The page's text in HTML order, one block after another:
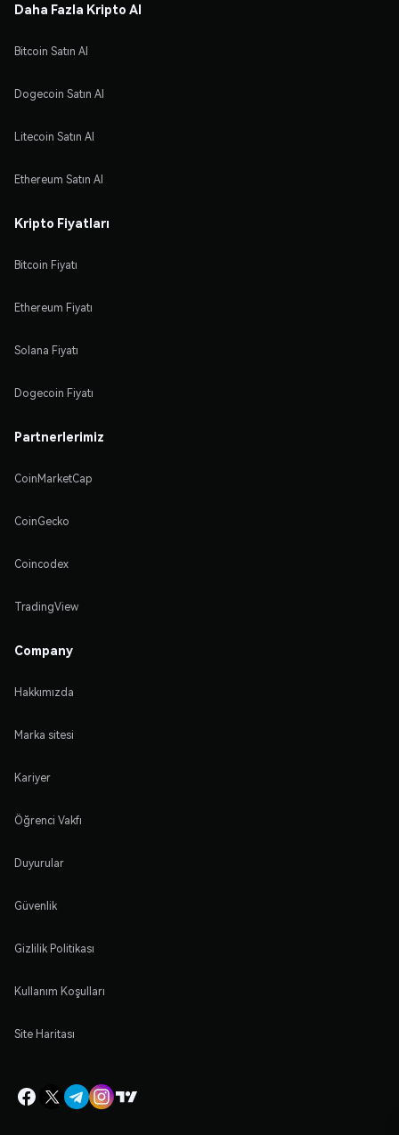
Daha Fazla Kripto Al
Bitcoin Satın Al
Dogecoin Satın Al
Litecoin Satın Al
Ethereum Satın Al
Kripto Fiyatları
Bitcoin Fiyatı
Ethereum Fiyatı
Solana Fiyatı
Dogecoin Fiyatı
Partnerlerimiz
CoinMarketCap
CoinGecko
Coincodex
TradingView
Company
Hakkımızda
Marka sitesi
Kariyer
Öğrenci Vakfı
Duyurular
Güvenlik
Gizlilik Politikası
Kullanım Koşulları
Site Haritası